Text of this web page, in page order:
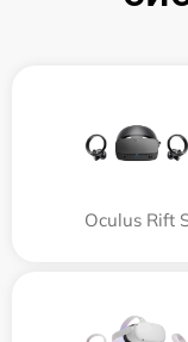
Oculus Rift